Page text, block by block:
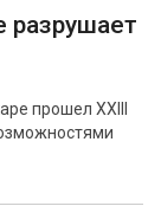
разрушает
прошел XXIII